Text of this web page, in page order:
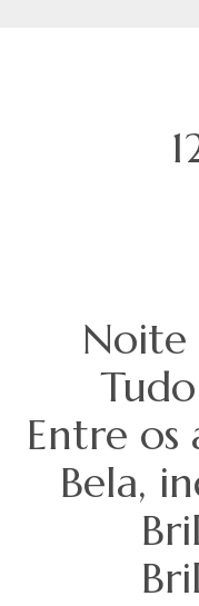
Noite
Entre os
Bela,